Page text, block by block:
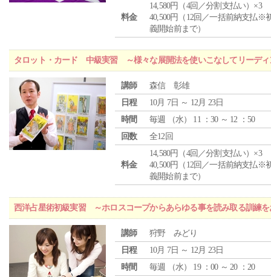
料金
14,580円（4回／分割支払い）×3
40,500円（12回／一括前納支払※
義開始前まで）
タロット・カード 中級実習 ～様々な展開法を使いこなしてリーディ
講師
森信 彰雄
日程
10月 7日 ～ 12月 23日
時間
毎週 （水） 11 ：30 ～ 12 ：50
回数
全12回
料金
14,580円（4回／分割支払い）×3
40,500円（12回／一括前納支払※
義開始前まで）
西洋占星術初級実習 ～ホロスコープからあらゆる事を読み取る訓練を
講師
狩野 みどり
日程
10月 7日 ～ 12月 23日
時間
毎週 （水） 19 ：00 ～ 20 ：20